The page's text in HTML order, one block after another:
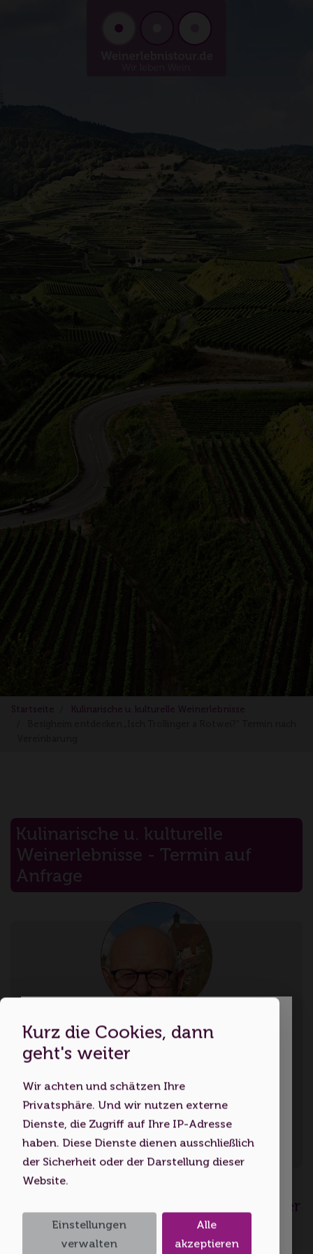
Startseite
Kulinarische u. kulturelle Weinerlebnisse
Kulinarische u. kulturelle
Weinerlebnisse - Termin auf
Anfrage
Martin Grund
Region Bottwartal / Neckar
Sprachen: Deutsch, Englisch
Zusatzqualifikation: Stadtführer Besigheim
Kontakt aufnehmen
Besigheim entdecken „Isch Trollinger
a Rotwei?“ Termin nach
Vereinbarung
Dies ist eine Webseite für
Erwachsene
Indem Sie diese Website nutzen,
bestätigen Sie, dass Sie mindestens 18
Jahre alt sind bzw. das
Volljährigkeitsalter erreicht haben.
Ich bin 18 oder älter
Kurz die Cookies, dann
geht's weiter
Wir achten und schätzen Ihre
Privatsphäre. Und wir nutzen externe
Dienste, die Zugriff auf Ihre IP-Adresse
haben. Diese Dienste dienen ausschließlich
der Sicherheit oder der Darstellung dieser
Website.
Einstellungen
verwalten
Alle
akzeptieren